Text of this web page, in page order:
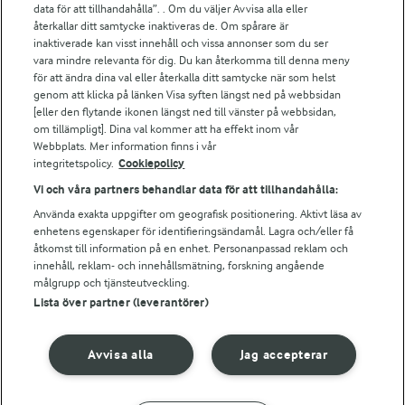
Falbygdens Ost
Arla webbshop
Bildbank
Följ oss
© 2026 Arla Foods
Integritetspolicy
data för att tillhandahålla”. . Om du väljer Avvisa alla eller
återkallar ditt samtycke inaktiveras de. Om spårare är
inaktiverade kan visst innehåll och vissa annonser som du ser
vara mindre relevanta för dig. Du kan återkomma till denna meny
för att ändra dina val eller återkalla ditt samtycke när som helst
genom att klicka på länken Visa syften längst ned på webbsidan
[eller den flytande ikonen längst ned till vänster på webbsidan,
om tillämpligt]. Dina val kommer att ha effekt inom vår
Webbplats. Mer information finns i vår
integritetspolicy. Cookiepolicy
Vi och våra partners behandlar data för att tillhandahålla:
Använda exakta uppgifter om geografisk positionering. Aktivt läsa av
enhetens egenskaper för identifieringsändamål. Lagra och/eller få
åtkomst till information på en enhet. Personanpassad reklam och
innehåll, reklam- och innehållsmätning, forskning angående
målgrupp och tjänsteutveckling.
Lista över partner (leverantörer)
Jag accepterar
Avvisa alla